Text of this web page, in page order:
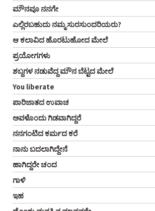
ಮೌನವೂ ನನಗೇ
ಎಲ್ಲಿರಬಹುದು ನಮ್ಮ ಸುರಸುಂದರಿಯರು?
ಆ ಕಲಾವಿದ ಹೊರಟುಹೋದ ಮೇಲೆ
ಪ್ರಯೋಗಗಳು
ಶಬ್ದಗಳ ನಡುವೆದ್ದ ಮೌನ ಬೆಟ್ಟದ ಮೇಲೆ
You liberate
ಪಾರಿಜಾತದ ಉವಾಚ
ಅವಳೊಂದು ಗಿಡವಾಗಿದ್ದರೆ
ನನಗಂಟಿದ ಕರ್ಮದ ಕರೆ
ನಾನು ಬದಲಾಗಿದ್ದೇನೆ
ಹಾಗಿದ್ದರೇ ಚಂದ
ಗಾಳಿ
ಇಹ